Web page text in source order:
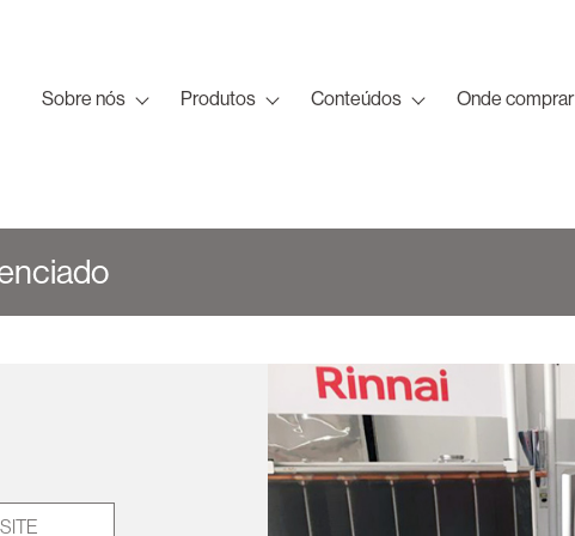
Sobre nós Produtos Conteúdos Onde comprar